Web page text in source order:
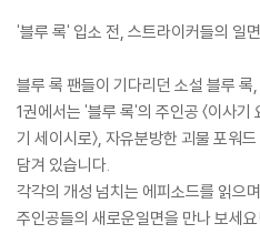
'블루 록' 입소 전, 스트라이커들의 일
블루 록 팬들이 기다리던 소설 블루 록
1권에서는 '블루 록'의 주인공 〈이사기
기 세이시로〉, 자유분방한 괴물 포워드
담겨 있습니다.
각각의 개성 넘치는 에피소드를 읽으
주인공들의 새로운일면을 만나 보세요!